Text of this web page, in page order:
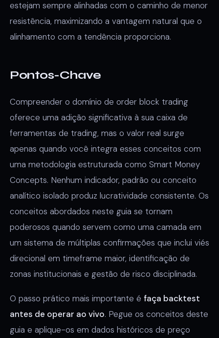
estejam sempre alinhadas com o caminho de menor
resistência, maximizando a vantagem natural que o
alinhamento com a tendência proporciona.
Pontos-Chave
Compreender o domínio de order block trading
oferece uma adição significativa à sua caixa de
ferramentas de trading, mas o valor real surge
apenas quando você integra esses conceitos com
uma metodologia estruturada como Smart Money
Concepts. Nenhum indicador, padrão ou conceito
analítico isolado produz lucratividade consistente. Os
conceitos abordados neste guia se tornam
poderosos quando servem como uma camada em
um sistema de múltiplas confirmações que inclui viés
direcional em timeframe maior, identificação de
zonas institucionais e gestão de risco disciplinada.
O passo prático mais importante é faça backtest
antes de operar ao vivo. Pegue os conceitos deste
guia e aplique-os em dados históricos de preço